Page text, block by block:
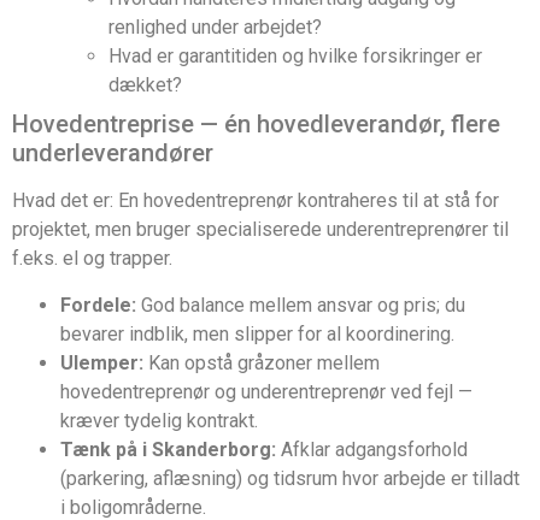
renlighed under arbejdet?
Hvad er garantitiden og hvilke forsikringer er
dækket?
Hovedentreprise — én hovedleverandør, flere
underleverandører
Hvad det er: En hovedentreprenør kontraheres til at stå for
projektet, men bruger specialiserede underentreprenører til
f.eks. el og trapper.
Fordele: God balance mellem ansvar og pris; du
bevarer indblik, men slipper for al koordinering.
Ulemper: Kan opstå gråzoner mellem
hovedentreprenør og underentreprenør ved fejl —
kræver tydelig kontrakt.
Tænk på i Skanderborg: Afklar adgangsforhold
(parkering, aflæsning) og tidsrum hvor arbejde er tilladt
i boligområderne.